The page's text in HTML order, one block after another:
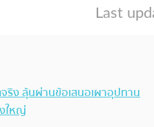
ริง ลุ้นผ่านข้อเสนอเผาอุปทาน
ใหญ่